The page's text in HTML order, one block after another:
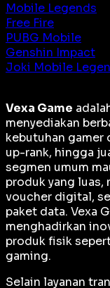
Mobile Legends
Free Fire
PUBG Mobile
Genshin Impact
Joki Mobile
Vexa Game
menyediakan
kebutuhan gamer
up-rank, hingga
segmen umum
produk yang luas,
voucher digital,
paket data. Vexa
menghadirkan
produk fisik
gaming.
Selain layanan